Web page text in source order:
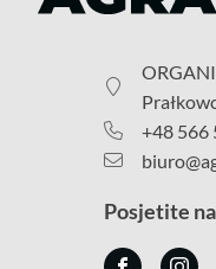
+48 566
Posjetite